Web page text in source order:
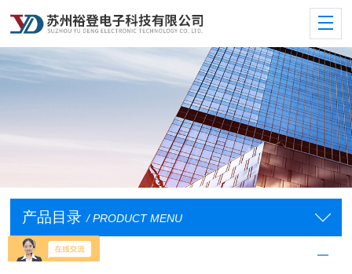
产品目录 / PRODUCT MENU
示波器及探头